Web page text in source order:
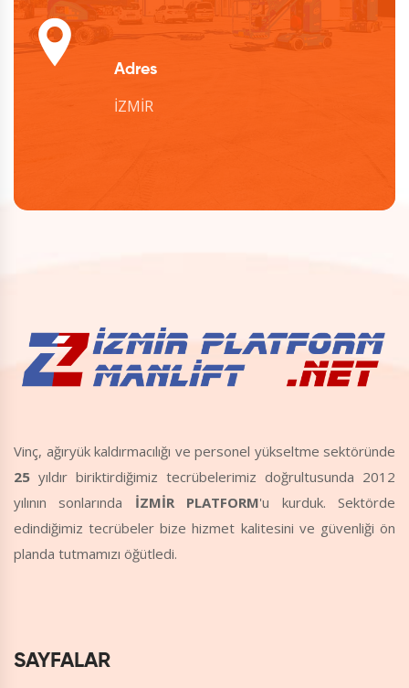
Adres
İZMİR
Vinç, ağıryük kaldırmacılığı ve personel yükseltme sektöründe
25 yıldır biriktirdiğimiz tecrübelerimiz doğrultusunda 2012
yılının sonlarında İZMİR PLATFORM'u kurduk. Sektörde
edindiğimiz tecrübeler bize hizmet kalitesini ve güvenliği ön
planda tutmamızı öğütledi.
SAYFALAR